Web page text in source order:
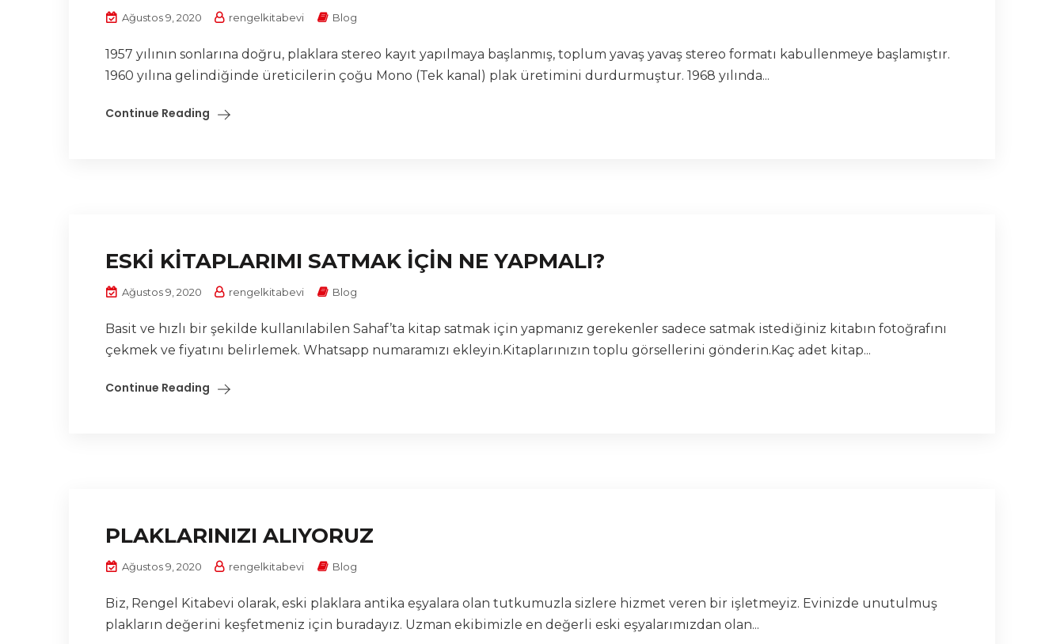
Ağustos 9, 2020 rengelkitabevi Blog
1957 yılının sonlarına doğru, plaklara stereo kayıt yapılmaya başlanmış, toplum yavaş yavaş stereo formatı kabullenmeye başlamıştır.
1960 yılına gelindiğinde üreticilerin çoğu Mono (Tek kanal) plak üretimini durdurmuştur. 1968 yılında...
Continue Reading
ESKİ KİTAPLARIMI SATMAK İÇİN NE YAPMALI?
Ağustos 9, 2020 rengelkitabevi Blog
Basit ve hızlı bir şekilde kullanılabilen Sahaf’ta kitap satmak için yapmanız gerekenler sadece satmak istediğiniz kitabın fotoğrafını
çekmek ve fiyatını belirlemek. Whatsapp numaramızı ekleyin.Kitaplarınızın toplu görsellerini gönderin.Kaç adet kitap...
Continue Reading
PLAKLARINIZI ALIYORUZ
Ağustos 9, 2020 rengelkitabevi Blog
Biz, Rengel Kitabevi olarak, eski plaklara antika eşyalara olan tutkumuzla sizlere hizmet veren bir işletmeyiz. Evinizde unutulmuş
plakların değerini keşfetmeniz için buradayız. Uzman ekibimizle en değerli eski eşyalarımızdan olan...